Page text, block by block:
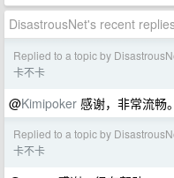
DisastrousNet's recent
Replied to a topic by
卡不卡
@Kimipoker 感谢，非常流畅。
Replied to a topic by
卡不卡